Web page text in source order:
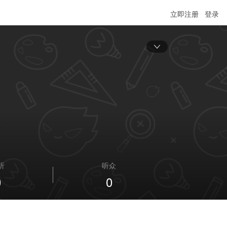
立即注册 登录
听众
0